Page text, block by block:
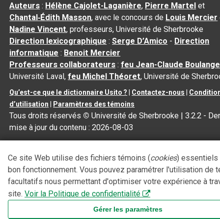
Auteurs : Hélène Cajolet-Laganière, Pierre Martel et
Chantal‑Édith Masson, avec le concours de Louis Mercier
Nadine Vincent, professeurs, Université de Sherbrooke
Direction lexicographique :Serge D’Amico - Direction
informatique : Benoit Mercier
Professeurs collaborateurs :feu Jean-Claude
Université Laval,feu Michel Théoret, Université de
Qu’est-ce que le dictionnaire Usito ? Contactez-nous
d’utilisation
Paramètres des témoins
Tous droits réservés © Université de Sherbrooke |3.2.2 -
mise à jour du contenu :2026-08-03
Ce site Web utilise des fichiers témoins (cookies) essentiels
bon fonctionnement. Vous pouvez paramétrer l'utilisation de
facultatifs nous permettant d'optimiser votre expérience à
site. Voir la Politique de confidentialité
Gérer les paramètres